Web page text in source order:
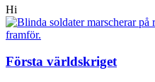
Hi
Första världskriget